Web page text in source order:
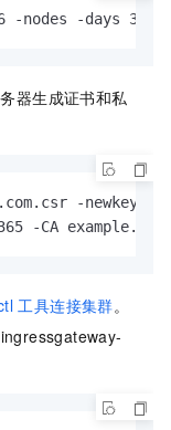
-nodes -days
器生成证书和私
-newkey
-CA
工具连接集群。